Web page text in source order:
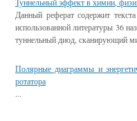
Данный реферат содержит
использованной литературы 36
туннельный диод, сканирующий
Полярные диаграммы и
ротатора
...